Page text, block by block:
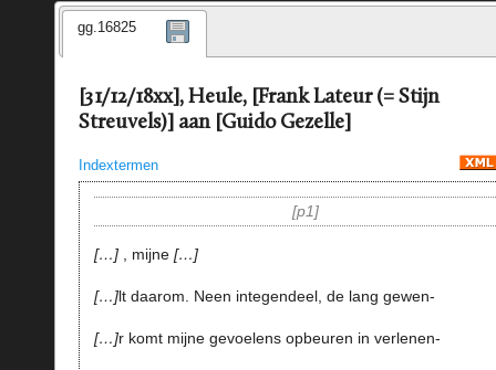
gg.16825
[31/12/18xx], Heule, [Frank Lateur (= Stijn
Streuvels)] aan [Guido Gezelle]
Indextermen
p1
… , mijne …
… lt daarom. Neen integendeel, de lang gewen-
… r komt mijne gevoelens opbeuren in verlenen-